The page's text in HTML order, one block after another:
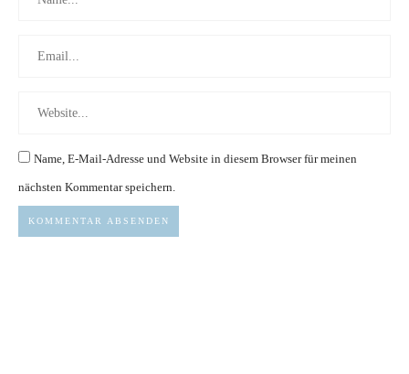
Name, E-Mail-Adresse und Website in diesem Browser für meinen
nächsten Kommentar speichern.